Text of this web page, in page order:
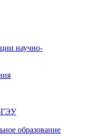
научно-
образование